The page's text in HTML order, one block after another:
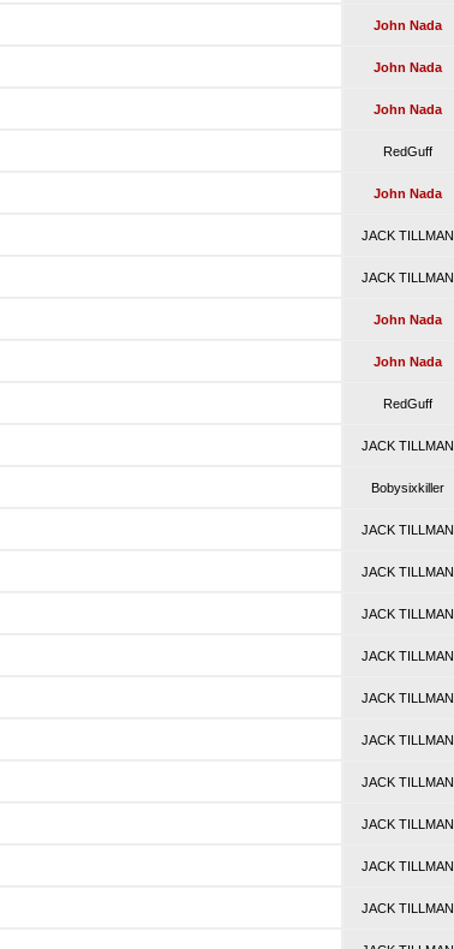
John Nada
John Nada
John Nada
RedGuff
John Nada
JACK TILLMAN
JACK TILLMAN
John Nada
John Nada
RedGuff
JACK TILLMAN
Bobysixkiller
JACK TILLMAN
JACK TILLMAN
JACK TILLMAN
JACK TILLMAN
JACK TILLMAN
JACK TILLMAN
JACK TILLMAN
JACK TILLMAN
JACK TILLMAN
JACK TILLMAN